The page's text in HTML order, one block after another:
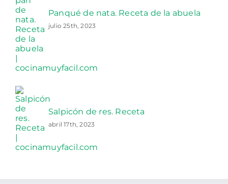
Panqué de nata. Receta de la abuela
julio 25th, 2023
Salpicón de res. Receta
abril 17th, 2023